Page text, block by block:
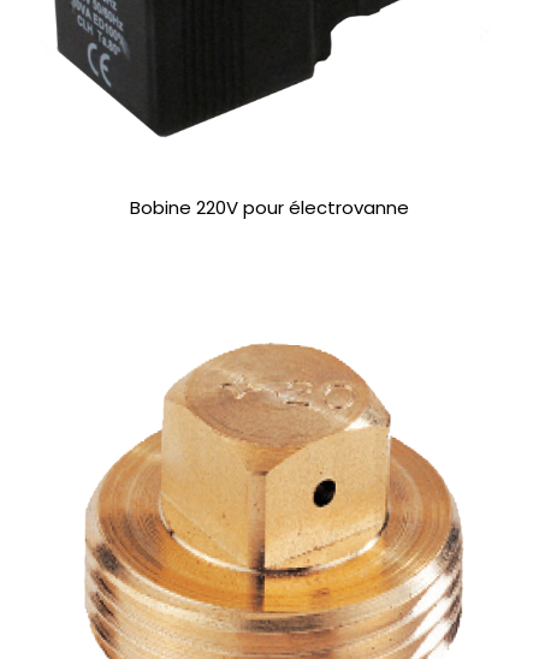
Bobine 220V pour électrovanne